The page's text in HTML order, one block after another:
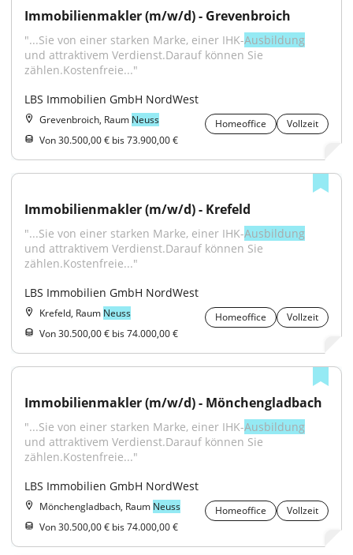
Immobilienmakler (m/w/d) - Grevenbroich
"...Sie von einer starken Marke, einer IHK-Ausbildung
und attraktivem Verdienst.Darauf können Sie
zählen.Kostenfreie..."
LBS Immobilien GmbH NordWest
Grevenbroich, Raum Neuss Homeoffice
Vollzeit
Von 30.500,00 € bis 73.900,00 €
Immobilienmakler (m/w/d) - Krefeld
"...Sie von einer starken Marke, einer IHK-Ausbildung
und attraktivem Verdienst.Darauf können Sie
zählen.Kostenfreie..."
LBS Immobilien GmbH NordWest
Krefeld, Raum Neuss Homeoffice
Vollzeit
Von 30.500,00 € bis 74.000,00 €
Immobilienmakler (m/w/d) - Mönchengladbach
"...Sie von einer starken Marke, einer IHK-Ausbildung
und attraktivem Verdienst.Darauf können Sie
zählen.Kostenfreie..."
LBS Immobilien GmbH NordWest
Mönchengladbach, Raum Neuss Homeoffice
Vollzeit
Von 30.500,00 € bis 74.000,00 €